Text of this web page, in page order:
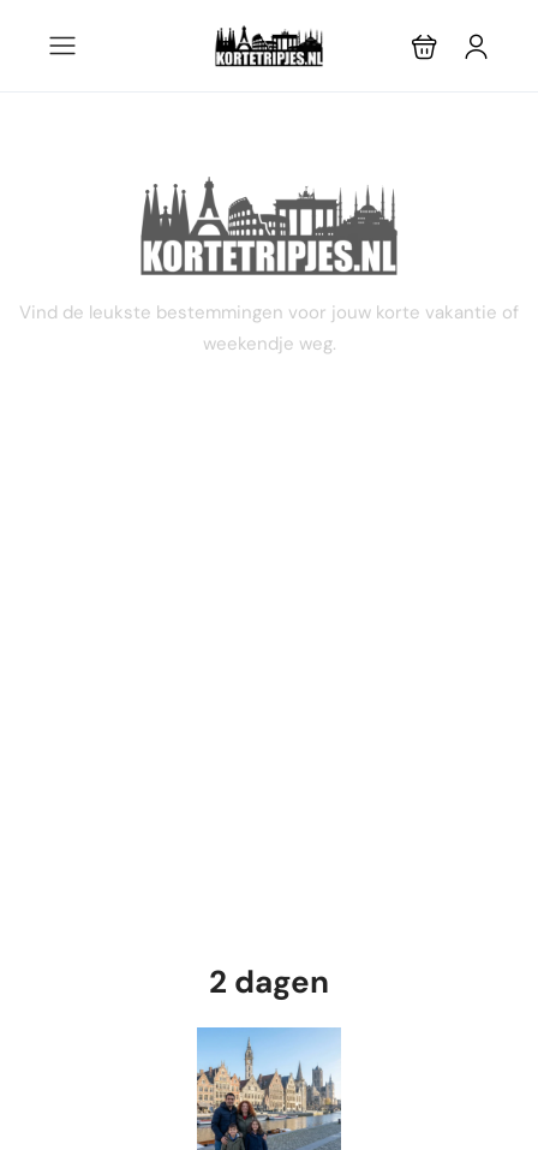
2 dagen
Vind de leukste bestemmingen voor jouw korte vakantie of
weekendje weg.
2 dagen